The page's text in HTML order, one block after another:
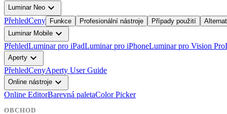
Luminar Neo expand_more
PřehledCeny Funkce Profesionální nástroje Případy použití
Luminar Mobile expand_more
PřehledLuminar pro iPadLuminar pro iPhoneLuminar pro Vision Pro
Aperty expand_more
PřehledCenyAperty User Guide
Online nástroje expand_more
Online EditorBarevná paletaColor Picker
OBCHOD